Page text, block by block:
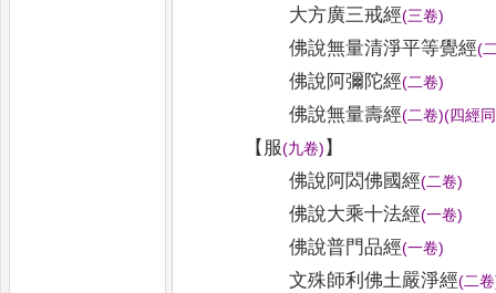
大方廣三戒經(三卷)
佛說無量清淨平等覺經(
佛說阿彌陀經(二卷)
佛說無量壽經(二卷)(四經
【 服(九卷) 】
佛說阿閦佛國經(二卷)
佛說大乘十法經(一卷)
佛說普門品經(一卷)
文殊師利佛土嚴淨經(二卷